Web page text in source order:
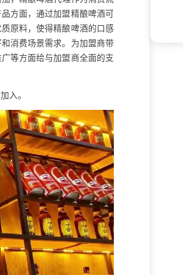
方面，通过加盟精酿啤酒可
原料，使得精酿啤酒的口感
消费场景需求。为加盟商带
等方面给与加盟商全面的支
入。